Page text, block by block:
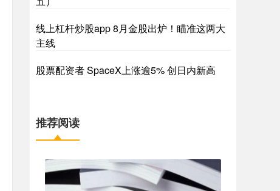
线上杠杆炒股app 8月金股出炉！瞄准这两大
主线
股票配资者 SpaceX上涨逾5% 创日内新高
推荐阅读